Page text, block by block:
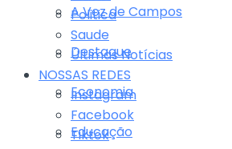
A Voz de Campos
Destaque
Economia
Educação
Politica
Saude
Últimas Notícias
NOSSAS REDES
Instagram
Facebook
Tiktok